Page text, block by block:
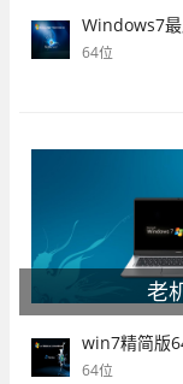
Windows7
64位
老
win7精简版
64位